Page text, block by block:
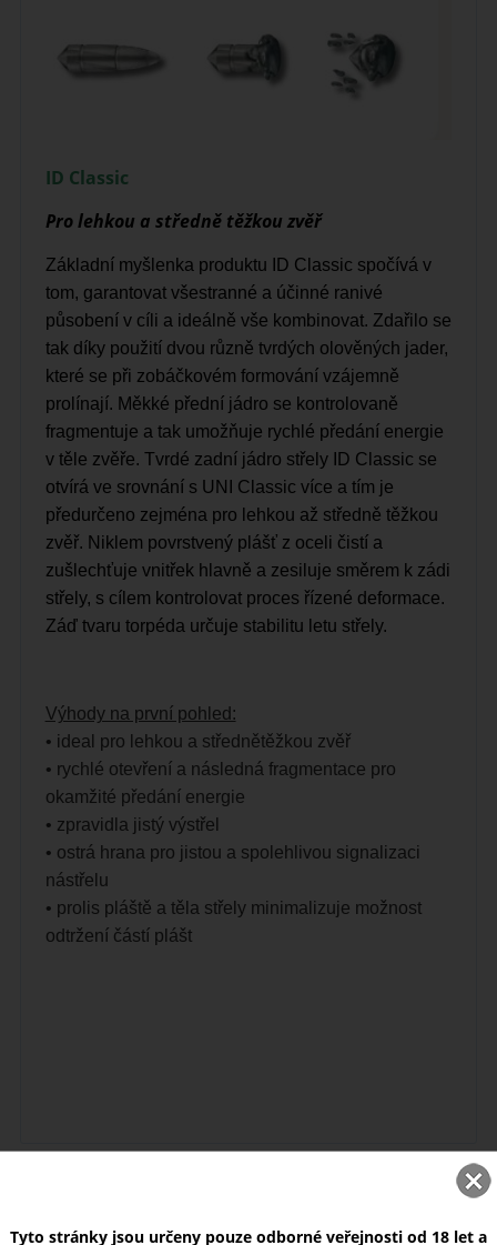
ID Classic
Pro lehkou a středně těžkou zvěř
Základní myšlenka produktu ID Classic spočívá v
tom, garantovat všestranné a účinné ranivé
působení v cíli a ideálně vše kombinovat. Zdařilo se
tak díky použití dvou různě tvrdých olověných jader,
které se při zobáčkovém formování vzájemně
prolínají. Měkké přední jádro se kontrolovaně
fragmentuje a tak umožňuje rychlé předání energie
v těle zvěře. Tvrdé zadní jádro střely ID Classic se
otvírá ve srovnání s UNI Classic více a tím je
předurčeno zejména pro lehkou až středně těžkou
zvěř. Niklem povrstvený plášť z oceli čistí a
zušlechťuje vnitřek hlavně a zesiluje směrem k zádi
střely, s cílem kontrolovat proces řízené deformace.
Záď tvaru torpéda určuje stabilitu letu střely.
Výhody na první pohled:
• ideal pro lehkou a střednětěžkou zvěř
• rychlé otevření a následná fragmentace pro
okamžité předání energie
• zpravidla jistý výstřel
• ostrá hrana pro jistou a spolehlivou signalizaci
nástřelu
• prolis pláště a těla střely minimalizuje možnost
odtržení částí plášt
Tyto stránky jsou určeny pouze odborné veřejnosti od 18 let a